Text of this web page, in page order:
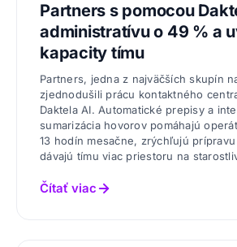
Partners s pomocou
administratívu o 49 % a
kapacity tímu
Partners, jedna z najväčších skupín
zjednodušili prácu kontaktného
Daktela AI. Automatické prepisy a
sumarizácia hovorov pomáhajú
13 hodín mesačne, zrýchľujú
dávajú tímu viac priestoru na
Čítať viac